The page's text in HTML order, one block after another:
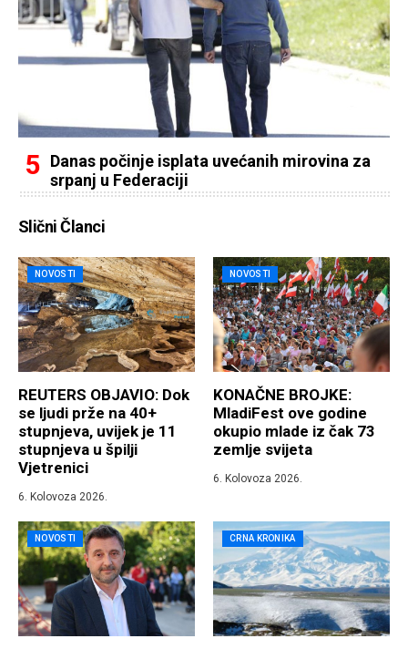
Danas počinje isplata uvećanih mirovina za
srpanj u Federaciji
Slični Članci
NOVOSTI
REUTERS OBJAVIO: Dok
se ljudi prže na 40+
stupnjeva, uvijek je 11
stupnjeva u špilji
Vjetrenici
6. Kolovoza 2026.
NOVOSTI
KONAČNE BROJKE:
MladiFest ove godine
okupio mlade iz čak 73
zemlje svijeta
6. Kolovoza 2026.
NOVOSTI CRNA KRONIKA